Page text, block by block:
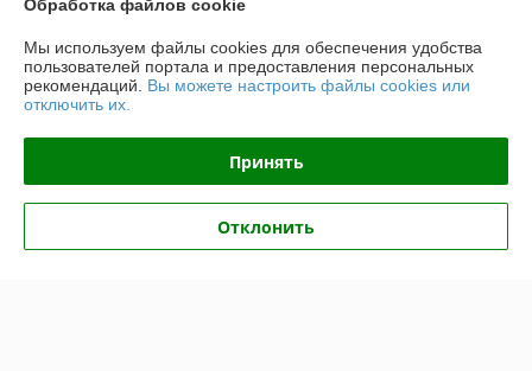
О нас
Контакты
Обработка файлов cookie
Мы используем файлы cookies для обеспечения удобства
пользователей портала и предоставления персональных
рекомендаций. Вы можете настроить файлы cookies или
отключить их.
Принять
Отклонить